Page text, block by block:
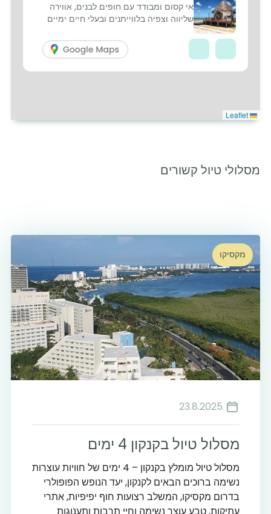
11
12
Leaflet
אי קסום ומבודד עם חופים לבנים, אווירה
שליווה וצפיה בלווייתנים ובעלי חיים ימיים
מסלולי טיול קשורים
מקסיקו
23.8.2025
מסלול טיול בקנקון 4 ימים
מסלול טיול מומלץ בקנקון – 4 ימים של חוויות עוצרות
נשימה ברוכים הבאים לקנקון, יעד הנופש הפופולרי
בדרום מקסיקו, המשלב רצועות חוף יפיפיות, אתרי